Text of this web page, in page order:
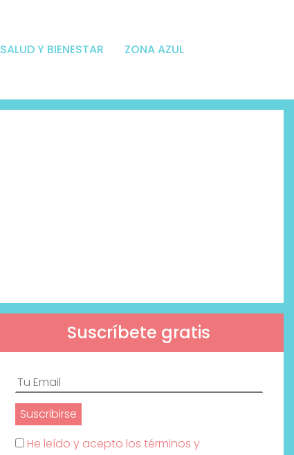
SALUD Y BIENESTAR ZONA AZUL
Suscríbete gratis
He leído y acepto los términos y